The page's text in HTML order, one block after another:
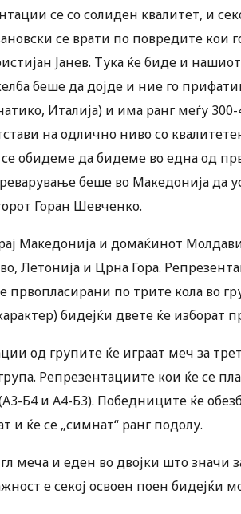
се со солиден квалитет, и
се врати по повредите кои
Јанев. Тука ќе биде и
беше да дојде и ние го
Италија) и има ранг меѓу
на одлично ниво со
обидеме да бидеме во една од
беше во Македонија да
Горан Шевченко.
Македонија и домаќинот
Летонија и Црна Гора.
по трите кола во
бидејќи двете ќе изборат
од групите ќе играат меч за
Репрезентациите кои ќе се
Б4 и А4-Б3). Победниците ќе
и ќе се „симнат“ ранг подолу.
меча и еден во двојки што значи
е секој освоен поен бидејќи